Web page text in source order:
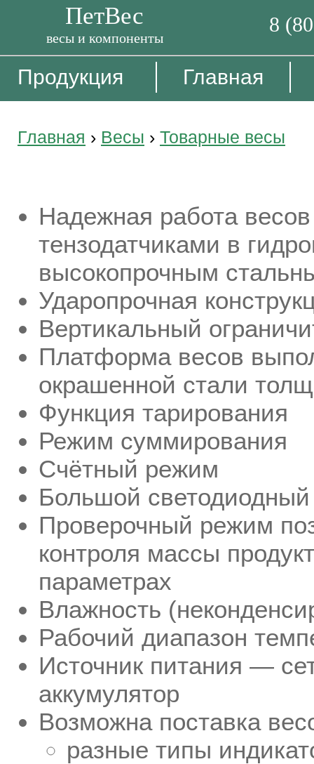
ПетВес
весы и компоненты
8
Продукция Главная
Главная › Весы › Товарные весы
Надежная работа
тензодатчиками в
высокопрочным
Ударопрочная
Вертикальный
Платформа весов
окрашенной стали
Функция тарирования
Режим суммирования
Счётный режим
Большой светодиодный
Проверочный режим
контроля массы
параметрах
Влажность
Рабочий диапазон
Источник питания —
аккумулятор
Возможна поставка
разные типы